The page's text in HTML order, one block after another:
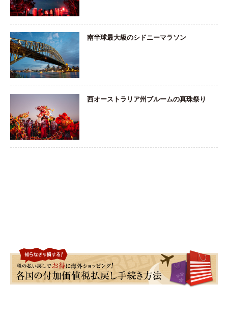
南半球最大級のシドニーマラソン
西オーストラリア州ブルームの真珠祭り